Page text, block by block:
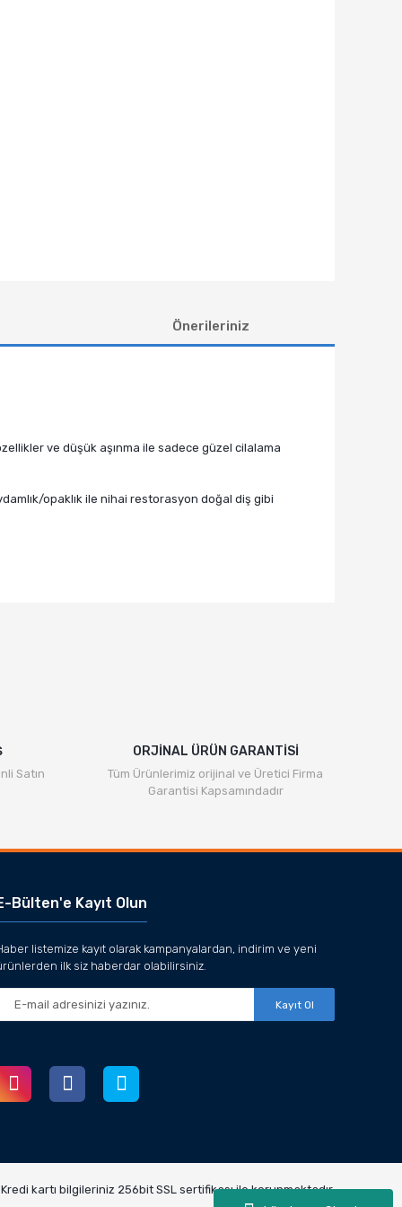
Önerileriniz
ve düşük aşınma ile sadece güzel cilalama
opaklık ile nihai restorasyon doğal diş gibi
Satın
ORJİNAL ÜRÜN GARANTİSİ
Tüm Ürünlerimiz orijinal ve Üretici Firma
Garantisi Kapsamındadır
Bülten'e Kayıt Olun
listemize kayıt olarak kampanyalardan, indirim ve yeni
ilk siz haberdar olabilirsiniz.
Kayıt Ol
kartı bilgileriniz 256bit SSL sertifikası ile korunmaktadır.